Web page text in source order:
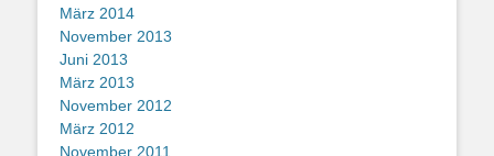
März 2014
November 2013
Juni 2013
März 2013
November 2012
März 2012
November 2011